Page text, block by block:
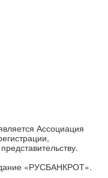
Ассоциация
«РУСБАНКРОТ».
по надзору в